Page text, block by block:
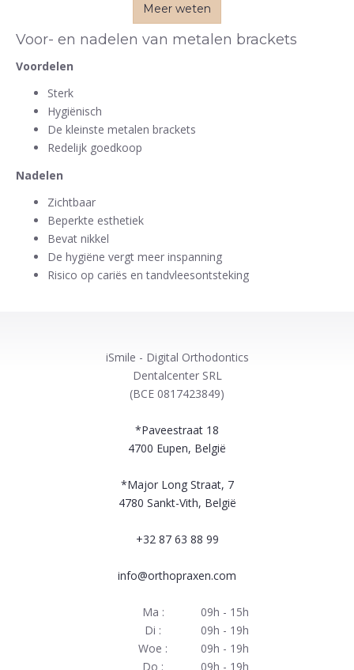
Meer weten
Voor- en nadelen van metalen brackets
Voordelen
Sterk
Hygiënisch
De kleinste metalen brackets
Redelijk goedkoop
Nadelen
Zichtbaar
Beperkte esthetiek
Bevat nikkel
De hygiëne vergt meer inspanning
Risico op cariës en tandvleesontsteking
iSmile - Digital Orthodontics
Dentalcenter SRL
(BCE 0817423849)
*Paveestraat 18
4700 Eupen, België
*Major Long Straat, 7
4780 Sankt-Vith, België
+32 87 63 88 99
info@orthopraxen.com
Ma :
09h - 15h
Di :
09h - 19h
Woe :
09h - 19h
Do :
09h - 19h